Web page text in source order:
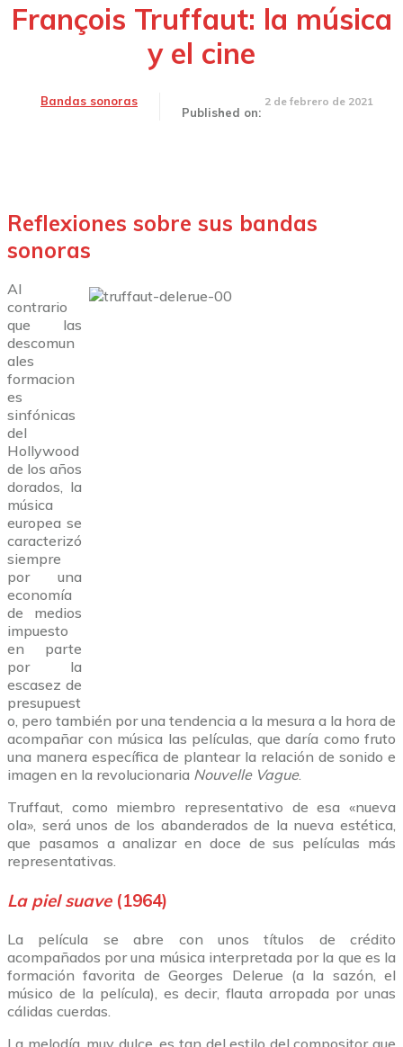
François Truffaut: la música
y el cine
Bandas sonoras
Published on:
2 de febrero de 2021
Reflexiones sobre sus bandas
sonoras
Al
contrario
que las
descomun
ales
formacion
es
sinfónicas
del
Hollywood
de los años
dorados, la
música
europea se
caracterizó
siempre
por una
economía
de medios
impuesto
en parte
por la
escasez de
presupuest
o, pero también por una tendencia a la mesura a la hora de
acompañar con música las películas, que daría como fruto
una manera específica de plantear la relación de sonido e
imagen en la revolucionaria Nouvelle Vague.
Truffaut, como miembro representativo de esa «nueva
ola», será unos de los abanderados de la nueva estética,
que pasamos a analizar en doce de sus películas más
representativas.
La piel suave (1964)
La película se abre con unos títulos de crédito
acompañados por una música interpretada por la que es la
formación favorita de Georges Delerue (a la sazón, el
músico de la película), es decir, flauta arropada por unas
cálidas cuerdas.
La melodía, muy dulce, es tan del estilo del compositor que